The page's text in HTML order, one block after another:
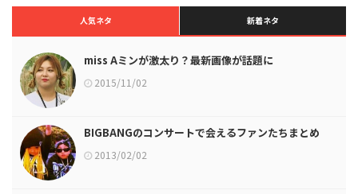
人気ネタ 新着ネタ
miss Aミンが激太り？最新画像が話題に
2015/11/02
BIGBANGのコンサートで会えるファンたちまとめ
2013/02/02